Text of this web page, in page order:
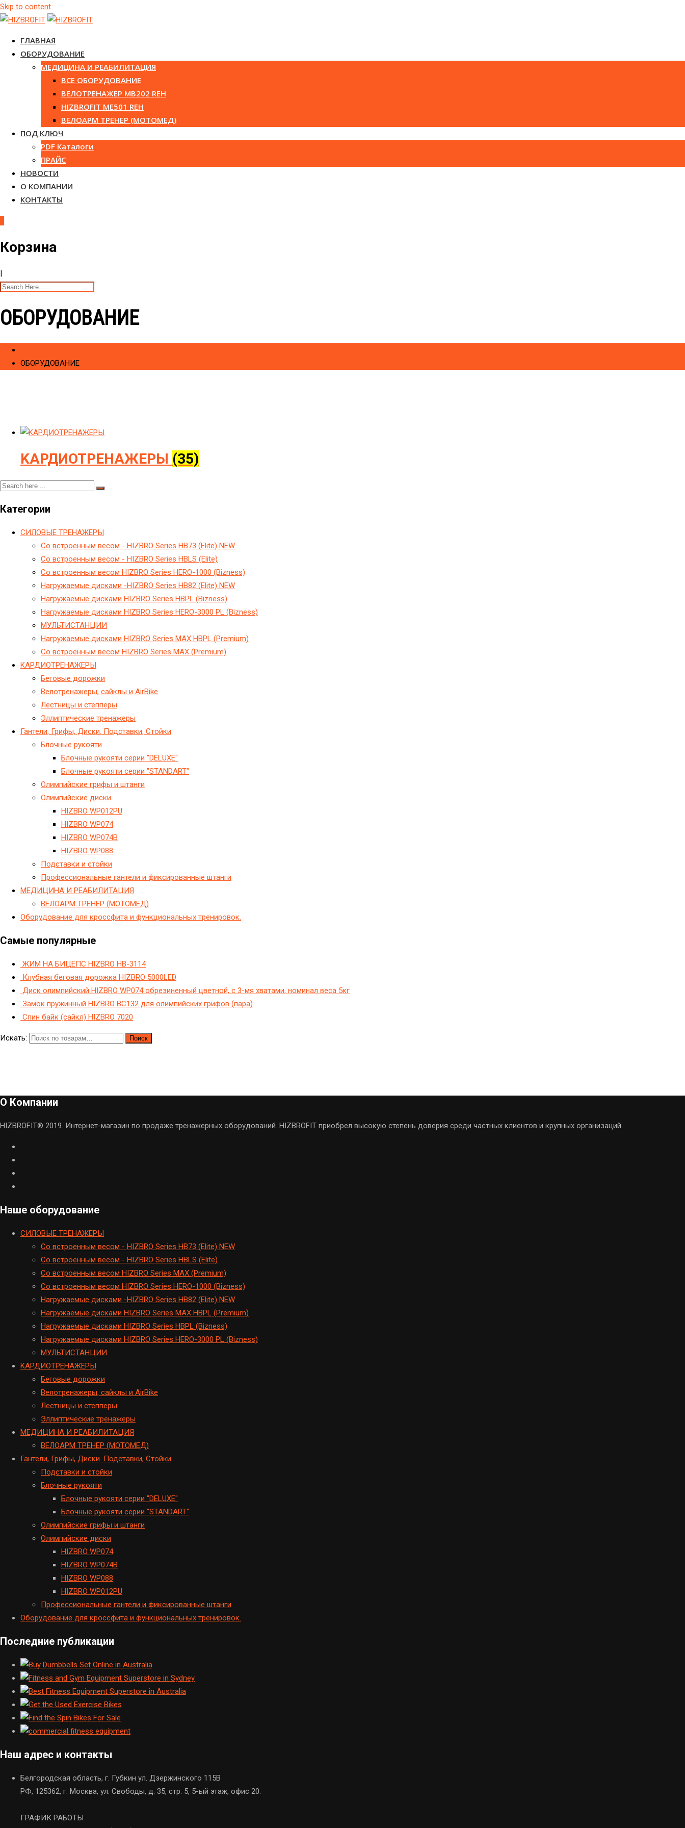
Skip to content
ГЛАВНАЯ
ОБОРУДОВАНИЕ
МЕДИЦИНА И РЕАБИЛИТАЦИЯ
ВСЕ ОБОРУДОВАНИЕ
ВЕЛОТРЕНАЖЕР MB202 REH
HIZBROFIT ME501 REH
ВЕЛОАРМ ТРЕНЕР (МОТОМЕД)
ПОД КЛЮЧ
PDF Каталоги
ПРАЙС
НОВОСТИ
О КОМПАНИИ
КОНТАКТЫ
Корзина
ОБОРУДОВАНИЕ
ОБОРУДОВАНИЕ
KАРДИОТРЕНАЖЕРЫ (35)
Категории
CИЛОВЫЕ ТРЕНАЖЕРЫ
Cо встроенным весом - HIZBRO Series HB73 (Elite) NEW
Cо встроенным весом - HIZBRO Series HBLS (Elite)
Cо встроенным весом HIZBRO Series HERO-1000 (Bizness)
Hагружаемые дисками -HIZBRO Series HB82 (Elite) NEW
Hагружаемые дисками HIZBRO Series HBPL (Bizness)
Hагружаемые дисками HIZBRO Series HERO-3000 PL (Bizness)
МУЛЬТИСТАНЦИИ
Нагружаемые дисками HIZBRO Series MAX HBPL (Premium)
Со встроенным весом HIZBRO Series MAX (Premium)
KАРДИОТРЕНАЖЕРЫ
Беговые дорожки
Велотренажеры, сайклы и AirBike
Лестницы и степперы
Эллиптические тренажеры
Гантели, Грифы, Диски. Подставки, Стойки
Блочные рукояти
Блочные рукояти серии "DELUXE"
Блочные рукояти серии "STANDART"
Олимпийские грифы и штанги
Олимпийские диски
HIZBRO WP012PU
HIZBRO WP074
HIZBRO WP074B
HIZBRO WP088
Подставки и стойки
Профессиональные гантели и фиксированные штанги
МЕДИЦИНА И РЕАБИЛИТАЦИЯ
ВЕЛОАРМ ТРЕНЕР (МОТОМЕД)
Оборудование для кроссфита и функциональных тренировок.
Самые популярные
ЖИМ НА БИЦЕПС HIZBRO HB-3114
Клубная беговая дорожка HIZBRO 5000LED
Диск олимпийский HIZBRO WP074 обрезиненный цветной, с 3-мя хватами, номинал веса 5кг
Замок пружинный HIZBRO BC132 для олимпийских грифов (пара)
Спин байк (сайкл) HIZBRO 7020
Искать: Поиск
О Компании
HIZBROFIT® 2019. Интернет-магазин по продаже тренажерных оборудований. HIZBROFIT приобрел высокую степень доверия среди частных клиентов и крупных организаций.
Наше оборудование
CИЛОВЫЕ ТРЕНАЖЕРЫ
Cо встроенным весом - HIZBRO Series HB73 (Elite) NEW
Cо встроенным весом - HIZBRO Series HBLS (Elite)
Со встроенным весом HIZBRO Series MAX (Premium)
Cо встроенным весом HIZBRO Series HERO-1000 (Bizness)
Hагружаемые дисками -HIZBRO Series HB82 (Elite) NEW
Нагружаемые дисками HIZBRO Series MAX HBPL (Premium)
Hагружаемые дисками HIZBRO Series HBPL (Bizness)
Hагружаемые дисками HIZBRO Series HERO-3000 PL (Bizness)
МУЛЬТИСТАНЦИИ
KАРДИОТРЕНАЖЕРЫ
Беговые дорожки
Велотренажеры, сайклы и AirBike
Лестницы и степперы
Эллиптические тренажеры
МЕДИЦИНА И РЕАБИЛИТАЦИЯ
ВЕЛОАРМ ТРЕНЕР (МОТОМЕД)
Гантели, Грифы, Диски. Подставки, Стойки
Подставки и стойки
Блочные рукояти
Блочные рукояти серии "DELUXE"
Блочные рукояти серии "STANDART"
Олимпийские грифы и штанги
Олимпийские диски
HIZBRO WP074
HIZBRO WP074B
HIZBRO WP088
HIZBRO WP012PU
Профессиональные гантели и фиксированные штанги
Оборудование для кроссфита и функциональных тренировок.
Последние публикации
Наш адрес и контакты
Белгородская область, г. Губкин ул. Дзержинского 115В
РФ, 125362, г. Москва, ул. Свободы, д. 35, стр. 5, 5-ый этаж, офис 20.
ГРАФИК РАБОТЫ